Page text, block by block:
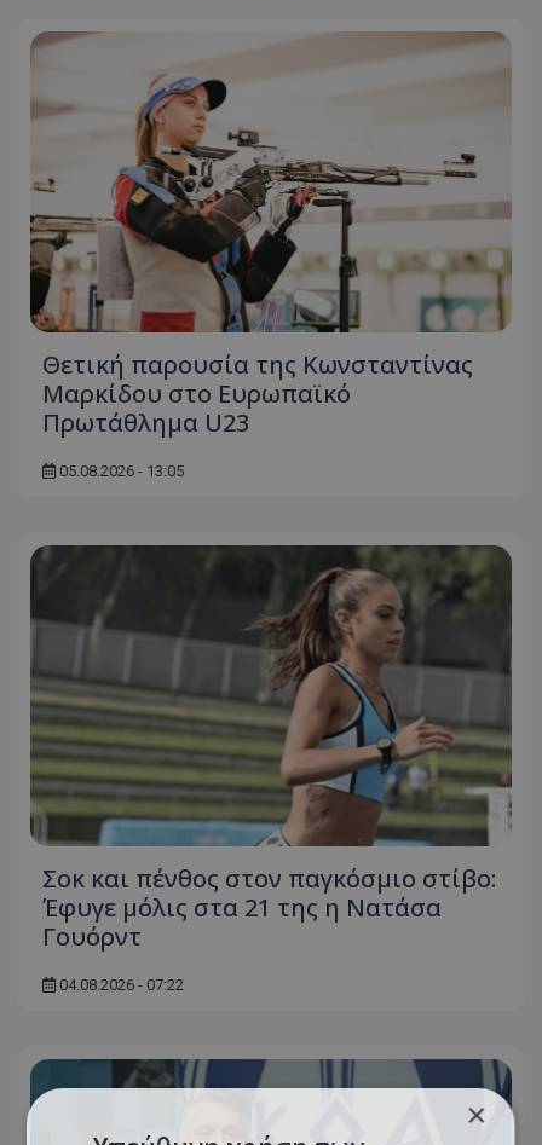
Θετική παρουσία της Κωνσταντίνας
Μαρκίδου στο Ευρωπαϊκό
Πρωτάθλημα U23
05.08.2026 - 13:05
Σοκ και πένθος στον παγκόσμιο στίβο:
Έφυγε μόλις στα 21 της η Νατάσα
Γουόρντ
04.08.2026 - 07:22
×